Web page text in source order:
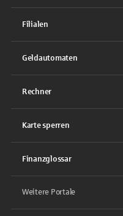
Filialen
Geldautomaten
Rechner
Karte sperren
Finanzglossar
Weitere Portale